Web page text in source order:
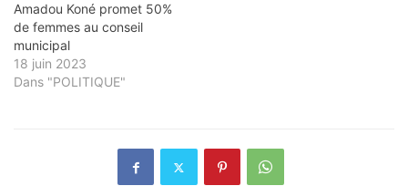
Amadou Koné promet 50%
de femmes au conseil
municipal
18 juin 2023
Dans "POLITIQUE"